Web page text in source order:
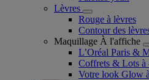
Lèvres
Rouge à lèvres
Contour des
Maquillage À l'affiche
L’Oréal Paris &
Coffrets & Lots à
Votre look Glow